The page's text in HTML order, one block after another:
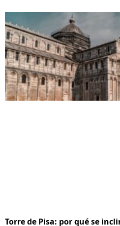
Torre de Pisa: por qué se